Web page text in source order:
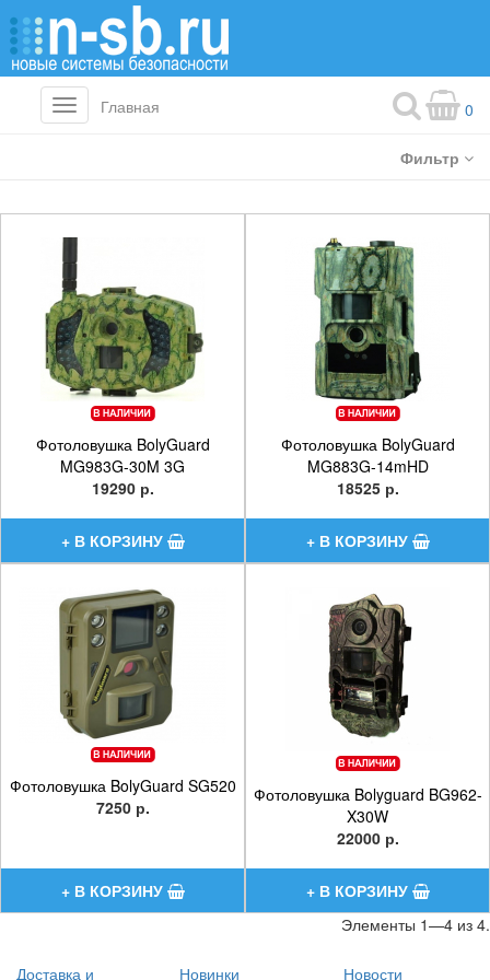
Toggle
navigation
Главная 0
Фильтр
Фотоловушка BolyGuard
MG983G-30M 3G
19290 р.
Фотоловушка BolyGuard
MG883G-14mHD
18525 р.
Фотоловушка BolyGuard SG520
7250 р.
Фотоловушка Bolyguard BG962-
X30W
22000 р.
Элементы 1—4 из 4.
Доставка и Новинки Новости